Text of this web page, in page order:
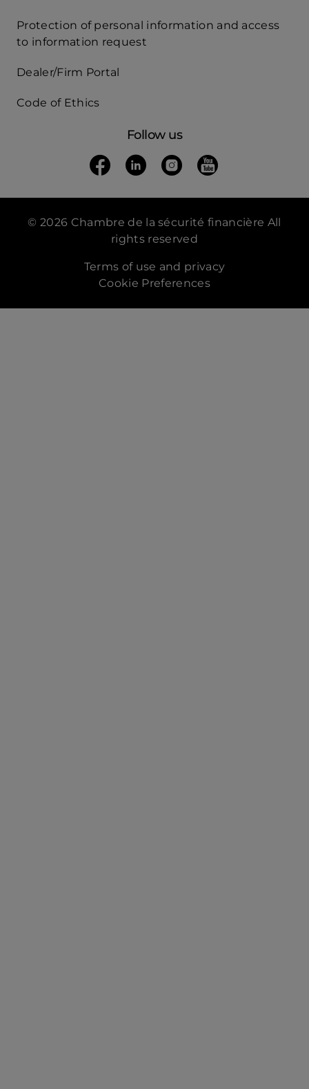
Acces
mobile
Protection of personal information and access
to information request
Dealer/Firm Portal
Code of Ethics
Follow us
Follow us on Facebook
(opens in a new tab)
Follow us on Linkedin
(opens in a new tab)
Follow us on
(opens in a new tab)
Follow us on
(opens in a new
© 2026 Chambre de la sécurité financière All
rights reserved
Terms of use and privacy
Cookie Preferences